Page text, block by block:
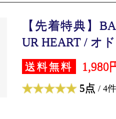
【先着特典】
UR HEART / オ
送料無料 1,980
5点 / 4件